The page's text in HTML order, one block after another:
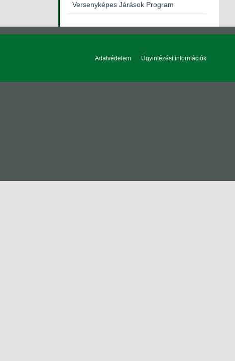
Versenyképes Járások Program
Adatvédelem Ügyintézési információk